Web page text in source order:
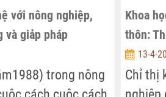
với nông nghiệp,
và giảp pháp
trong nông
Khoa
thôn:
13-4-
Chỉ thị